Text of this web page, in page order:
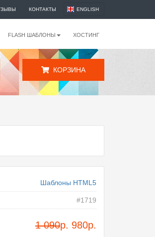
КОНТАКТЫ ENGLISH
FLASH ШАБЛОНЫ ХОСТИНГ
КОРЗИНА
Шаблоны HTML5
#1719
1 090р. 980р.